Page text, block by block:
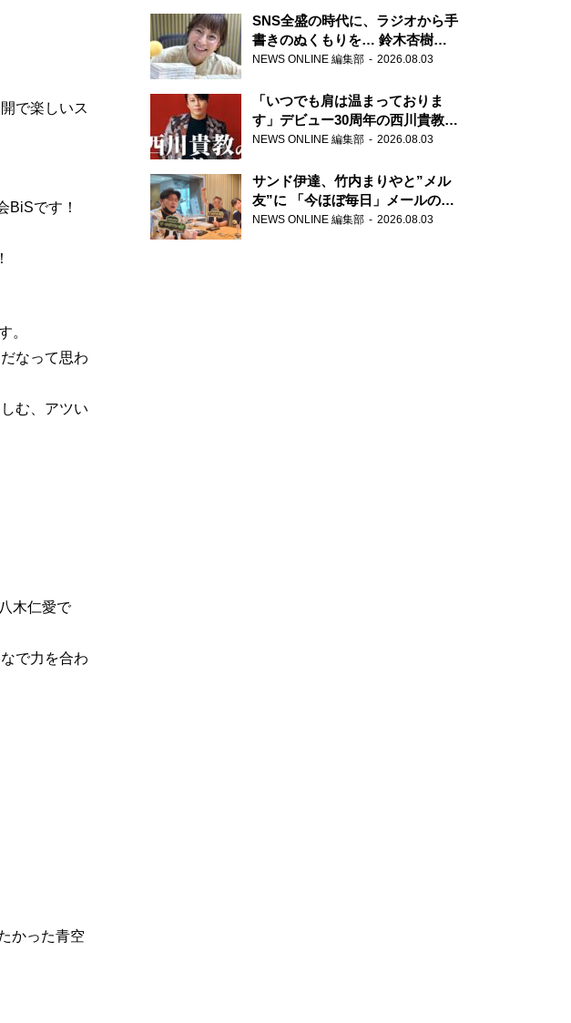
で楽しいス
BiSです！
。
なって思わ
む、アツい
木仁愛で
で力を合わ
かった青空
SNS全盛の時代に、ラジオから手
書きのぬくもりを… 鈴木杏樹の
直筆はがきが届く！
郵便局
NEWS ONLINE 編集部 2026.08.03
「いつでも肩は温まっておりま
す」デビュー30周年の西川貴教が
『オールナイトニッポン』に登
NEWS ONLINE 編集部 2026.08.03
サンド伊達、竹内まりやと”メル
友”に 「今ほぼ毎日」メールのや
り取り明かす
NEWS ONLINE 編集部 2026.08.03